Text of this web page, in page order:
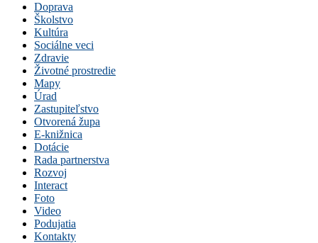
Doprava
Školstvo
Kultúra
Sociálne veci
Zdravie
Životné prostredie
Mapy
Úrad
Zastupiteľstvo
Otvorená župa
E-knižnica
Dotácie
Rada partnerstva
Rozvoj
Interact
Foto
Video
Podujatia
Kontakty